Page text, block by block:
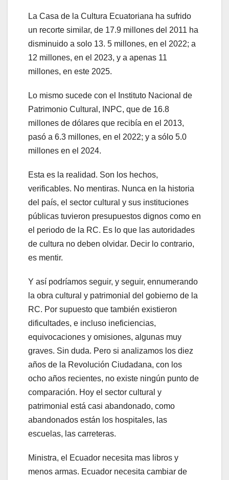
La Casa de la Cultura Ecuatoriana ha sufrido
un recorte similar, de 17.9 millones del 2011 ha
disminuido a solo 13. 5 millones, en el 2022; a
12 millones, en el 2023, y a apenas 11
millones, en este 2025.
Lo mismo sucede con el Instituto Nacional de
Patrimonio Cultural, INPC, que de 16.8
millones de dólares que recibía en el 2013,
pasó a 6.3 millones, en el 2022; y a sólo 5.0
millones en el 2024.
Esta es la realidad. Son los hechos,
verificables. No mentiras. Nunca en la historia
del país, el sector cultural y sus instituciones
públicas tuvieron presupuestos dignos como en
el periodo de la RC. Es lo que las autoridades
de cultura no deben olvidar. Decir lo contrario,
es mentir.
Y así podríamos seguir, y seguir, ennumerando
la obra cultural y patrimonial del gobierno de la
RC. Por supuesto que también existieron
dificultades, e incluso ineficiencias,
equivocaciones y omisiones, algunas muy
graves. Sin duda. Pero si analizamos los diez
años de la Revolución Ciudadana, con los
ocho años recientes, no existe ningún punto de
comparación. Hoy el sector cultural y
patrimonial está casi abandonado, como
abandonados están los hospitales, las
escuelas, las carreteras.
Ministra, el Ecuador necesita mas libros y
menos armas. Ecuador necesita cambiar de